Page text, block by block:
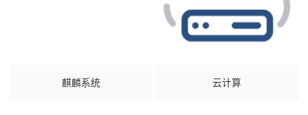
麒麟系统 云计算